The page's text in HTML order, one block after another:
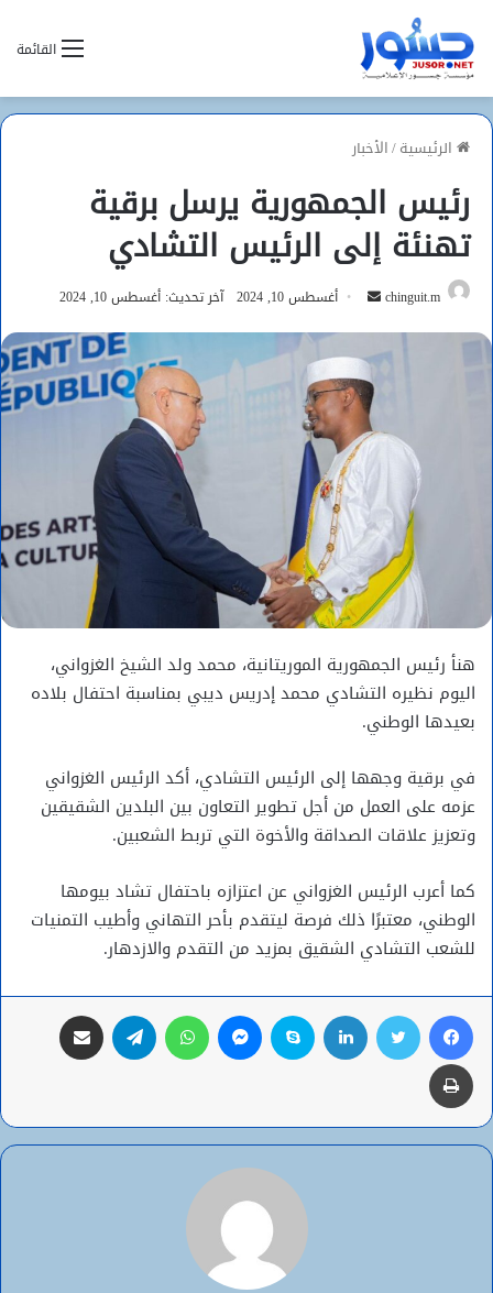
القائمة
الرئيسية/الأخبار
رئيس الجمهورية يرسل برقية
تهنئة إلى الرئيس التشادي
chinguit.m
أرسل أغسطس 10, 2024 آخر تحديث: أغسطس 10, 2024
هنأ رئيس الجمهورية الموريتانية، محمد ولد الشيخ الغزواني،
اليوم نظيره التشادي محمد إدريس ديبي بمناسبة احتفال بلاده
بعيدها الوطني.
في برقية وجهها إلى الرئيس التشادي، أكد الرئيس الغزواني
عزمه على العمل من أجل تطوير التعاون بين البلدين الشقيقين
وتعزيز علاقات الصداقة والأخوة التي تربط الشعبين.
كما أعرب الرئيس الغزواني عن اعتزازه باحتفال تشاد بيومها
الوطني، معتبرًا ذلك فرصة ليتقدم بأحر التهاني وأطيب التمنيات
للشعب التشادي الشقيق بمزيد من التقدم والازدهار.
فيسبوك تويتر لينكدإن سكايب ماسنجر واتساب تيلقرام
طباعة